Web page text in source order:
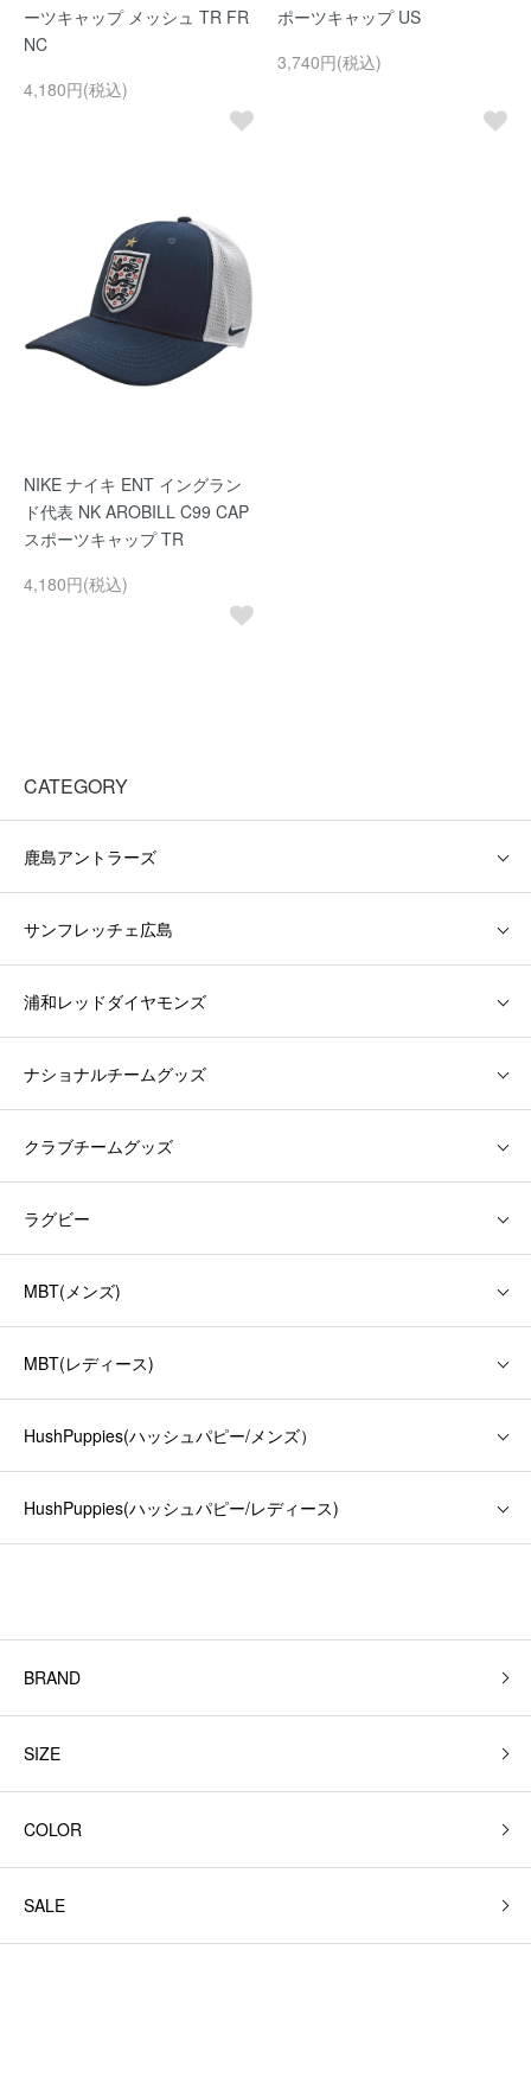
ーツキャップ メッシュ TR FR
NC
4,180円(税込)
ポーツキャップ US
3,740円(税込)
NIKE ナイキ ENT イングラン
ド代表 NK AROBILL C99 CAP
スポーツキャップ TR
4,180円(税込)
CATEGORY
鹿島アントラーズ
サンフレッチェ広島
浦和レッドダイヤモンズ
ナショナルチームグッズ
クラブチームグッズ
ラグビー
MBT(メンズ)
MBT(レディース)
HushPuppies(ハッシュパピー/メンズ）
HushPuppies(ハッシュパピー/レディース)
BRAND
SIZE
COLOR
SALE